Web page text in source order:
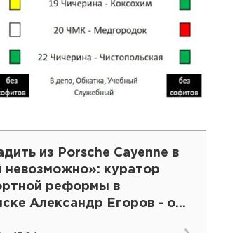
из Porsche Cayenne в
невозможно»: куратор
реформы в
Александр Егоров - о